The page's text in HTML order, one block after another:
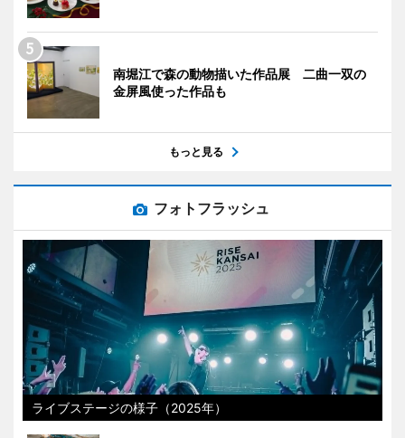
南堀江で森の動物描いた作品展 二曲一双の
金屏風使った作品も
もっと見る
フォトフラッシュ
ライブステージの様子（2025年）